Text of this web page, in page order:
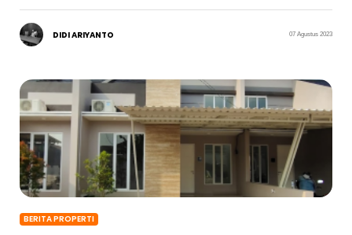
DIDI ARIYANTO 07 Agustus 2023
BERITA PROPERTI